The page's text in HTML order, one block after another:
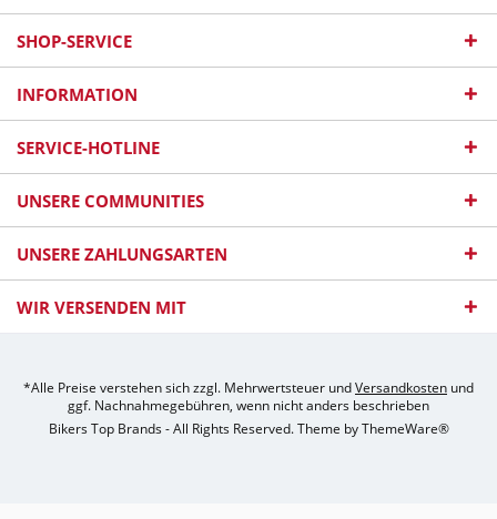
SHOP-SERVICE
INFORMATION
SERVICE-HOTLINE
UNSERE COMMUNITIES
UNSERE ZAHLUNGSARTEN
WIR VERSENDEN MIT
*Alle Preise verstehen sich zzgl. Mehrwertsteuer undVersandkosten und
ggf. Nachnahmegebühren, wenn nicht anders beschrieben
Bikers Top Brands - All Rights Reserved. Theme byThemeWare®